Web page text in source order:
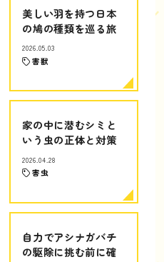
美しい羽を持つ日本
の鳩の種類を巡る旅
2026.05.03
害獣
家の中に潜むシミと
いう虫の正体と対策
2026.04.28
害虫
自力でアシナガバチ
の駆除に挑む前に確